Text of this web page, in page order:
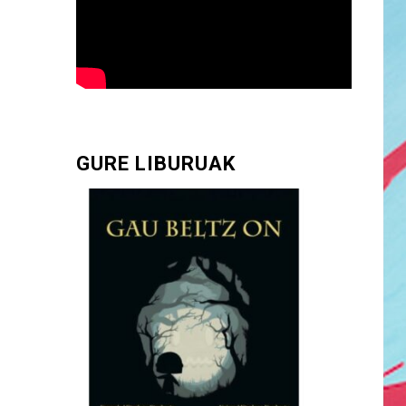
GURE LIBURUAK